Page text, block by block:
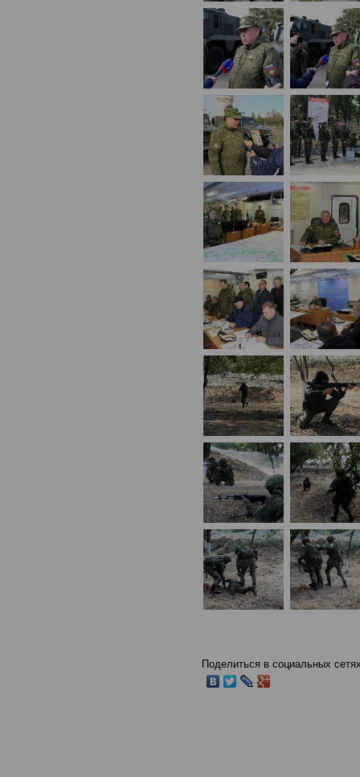
Поделиться в социальных